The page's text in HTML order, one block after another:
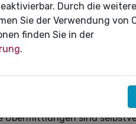
Abgabetermin für die
Übermittlungen sind
Durch die
Sie der Verwendung von
finden Sie in der
.